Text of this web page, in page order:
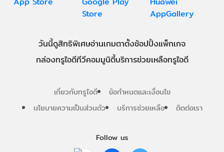
Follow us
วันนี้ดูสิทธิพิเศษอ่านเกมตาตั้งช้อปปิ้งแพ็กเกจ
กล่องทรูไอดีทีวีคอมมูนิตี้บริการช่วยเหลือทรูไอดี
เกี่ยวกับทรูไอดี
ข้อกำหนดและเงื่อนไข
นโยบายความเป็นส่วนตัว
บริการช่วยเหลือ ติดต่อเรา